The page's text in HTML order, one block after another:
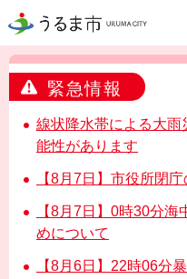
うるま市
緊急情報
線状降水帯による大
能性があります
【8月7日】市役所閉
【8月7日】0時30分
めについて
【8月6日】22時06分